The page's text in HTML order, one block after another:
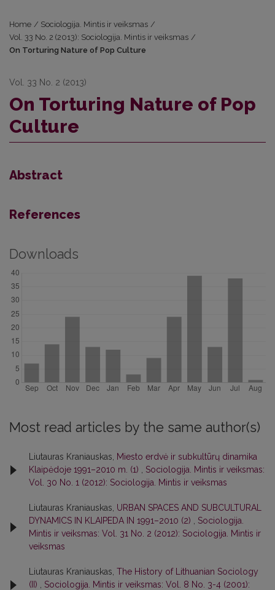
Home / Sociologija. Mintis ir veiksmas /
Vol. 33 No. 2 (2013): Sociologija. Mintis ir veiksmas /
On Torturing Nature of Pop Culture
Vol. 33 No. 2 (2013)
On Torturing Nature of Pop
Culture
Abstract
References
Downloads
Most read articles by the same author(s)
Liutauras Kraniauskas,
Miesto erdvė ir subkultūrų dinamika
Klaipėdoje 1991–2010 m. (1)
Sociologija. Mintis ir veiksmas:
Vol. 30 No. 1 (2012): Sociologija. Mintis ir veiksmas
Liutauras Kraniauskas, URBAN SPACES AND SUBCULTURAL
DYNAMICS IN KLAIPEDA IN 1991–2010 (2)
Sociologija.
Mintis ir veiksmas: Vol. 31 No. 2 (2012): Sociologija. Mintis ir
veiksmas
Liutauras Kraniauskas, The History of Lithuanian Sociology
(II)
Sociologija. Mintis ir veiksmas: Vol. 8 No. 3-4 (2001):